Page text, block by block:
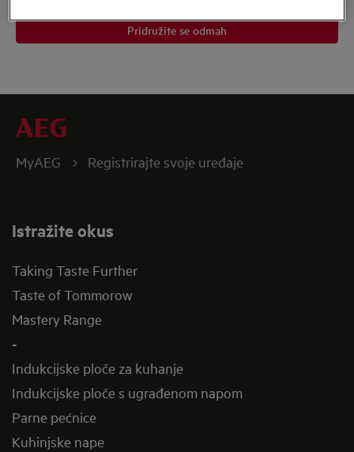
Pridružite se odmah
MyAEG Registrirajte svoje uređaje
Istražite okus
Taking Taste Further
Taste of Tommorow
Mastery Range
-
Indukcijske ploče za kuhanje
Indukcijske ploče s ugrađenom napom
Parne pećnice
Kuhinjske nape